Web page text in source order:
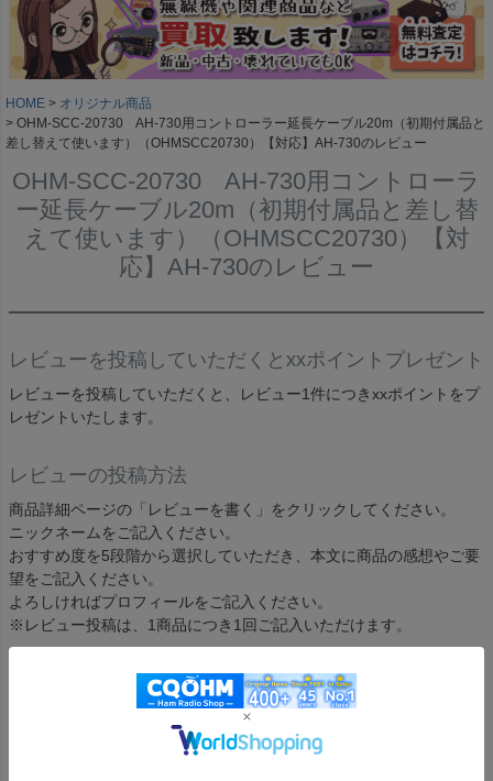
HOME
オリジナル商品
OHM-SCC-20730 AH-730用コントローラー延長ケーブル20m（初期付属品と
差し替えて使います）（OHMSCC20730）【対応】AH-730のレビュー
OHM-SCC-20730 AH-730用コントローラ
ー延長ケーブル20m（初期付属品と差し替
えて使います）（OHMSCC20730）【対
応】AH-730のレビュー
レビューを投稿していただくとxxポイントプレゼント
レビューを投稿していただくと、レビュー1件につきxxポイントをプ
レゼントいたします。
レビューの投稿方法
商品詳細ページの「レビューを書く」をクリックしてください。
ニックネームをご記入ください。
おすすめ度を5段階から選択していただき、本文に商品の感想やご要
望をご記入ください。
よろしければプロフィールをご記入ください。
※レビュー投稿は、1商品につき1回ご記入いただけます。